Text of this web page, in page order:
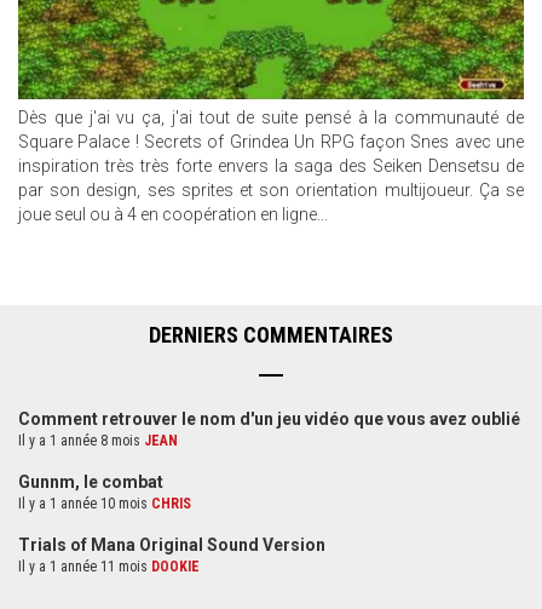
Dès que j'ai vu ça, j'ai tout de suite pensé à la communauté de
Square Palace ! Secrets of Grindea Un RPG façon Snes avec une
inspiration très très forte envers la saga des Seiken Densetsu de
par son design, ses sprites et son orientation multijoueur. Ça se
joue seul ou à 4 en coopération en ligne...
DERNIERS COMMENTAIRES
Comment retrouver le nom d'un jeu vidéo que vous avez oublié
Il y a 1 année 8 mois JEAN
Gunnm, le combat
Il y a 1 année 10 mois CHRIS
Trials of Mana Original Sound Version
Il y a 1 année 11 mois DOOKIE